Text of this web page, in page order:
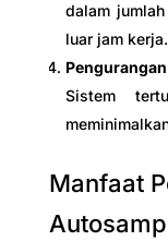
dalam
luar jam kerja.
Sistem
Manfaat